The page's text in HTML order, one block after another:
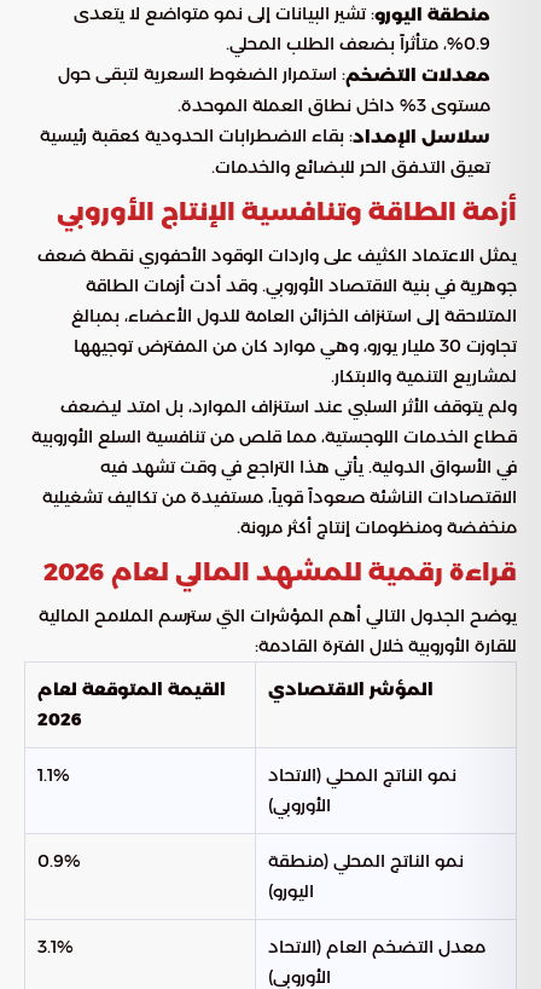
منطقة اليورو: تشير البيانات إلى نمو متواضع لا يتعدى
0.9%، متأثراً بضعف الطلب المحلي.
معدلات التضخم: استمرار الضغوط السعرية لتبقى حول
مستوى 3% داخل نطاق العملة الموحدة.
سلاسل الإمداد: بقاء الاضطرابات الحدودية كعقبة رئيسية
تعيق التدفق الحر للبضائع والخدمات.
أزمة الطاقة وتنافسية الإنتاج الأوروبي
يمثل الاعتماد الكثيف على واردات الوقود الأحفوري نقطة ضعف
جوهرية في بنية الاقتصاد الأوروبي. وقد أدت أزمات الطاقة
المتلاحقة إلى استنزاف الخزائن العامة للدول الأعضاء، بمبالغ
تجاوزت 30 مليار يورو، وهي موارد كان من المفترض توجيهها
لمشاريع التنمية والابتكار.
ولم يتوقف الأثر السلبي عند استنزاف الموارد، بل امتد ليضعف
قطاع الخدمات اللوجستية، مما قلص من تنافسية السلع الأوروبية
في الأسواق الدولية. يأتي هذا التراجع في وقت تشهد فيه
الاقتصادات الناشئة صعوداً قوياً، مستفيدة من تكاليف تشغيلية
منخفضة ومنظومات إنتاج أكثر مرونة.
قراءة رقمية للمشهد المالي لعام 2026
يوضح الجدول التالي أهم المؤشرات التي سترسم الملامح المالية
للقارة الأوروبية خلال الفترة القادمة:
المؤشر الاقتصادي
القيمة المتوقعة لعام
2026
نمو الناتج المحلي (الاتحاد
الأوروبي)
1.1%
نمو الناتج المحلي (منطقة
اليورو)
0.9%
معدل التضخم العام (الاتحاد
الأوروبي)
3.1%